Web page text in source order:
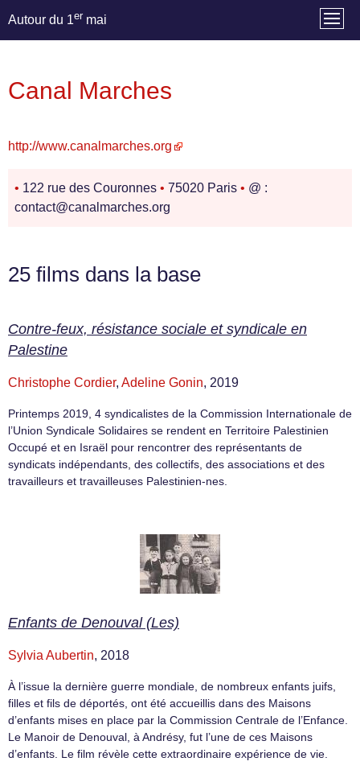
Autour du 1er mai
Canal Marches
http://www.canalmarches.org
• 122 rue des Couronnes • 75020 Paris • @ :
contact@canalmarches.org
25 films dans la base
Contre-feux, résistance sociale et syndicale en
Palestine
Christophe Cordier, Adeline Gonin, 2019
Printemps 2019, 4 syndicalistes de la Commission Internationale de
l’Union Syndicale Solidaires se rendent en Territoire Palestinien
Occupé et en Israël pour rencontrer des représentants de
syndicats indépendants, des collectifs, des associations et des
travailleurs et travailleuses Palestinien-nes.
Enfants de Denouval (Les)
Sylvia Aubertin, 2018
À l’issue la dernière guerre mondiale, de nombreux enfants juifs,
filles et fils de déportés, ont été accueillis dans des Maisons
d’enfants mises en place par la Commission Centrale de l’Enfance.
Le Manoir de Denouval, à Andrésy, fut l’une de ces Maisons
d’enfants. Le film révèle cette extraordinaire expérience de vie.